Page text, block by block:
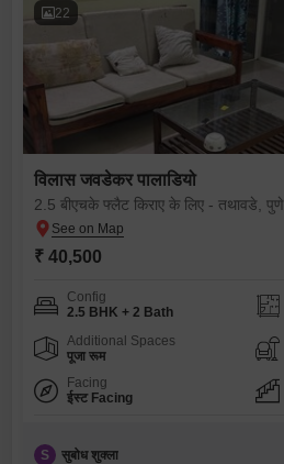
22
विलास जवडेकर पालाडियो
2.5 बीएचके फ्लैट किराए के लिए - तथावडे, पुणे
₹ 40,500
Config
2.5 BHK + 2 Bath
Additional Spaces
पूजा रूम
Facing
ईस्ट Facing
S सुबोध शुक्ला